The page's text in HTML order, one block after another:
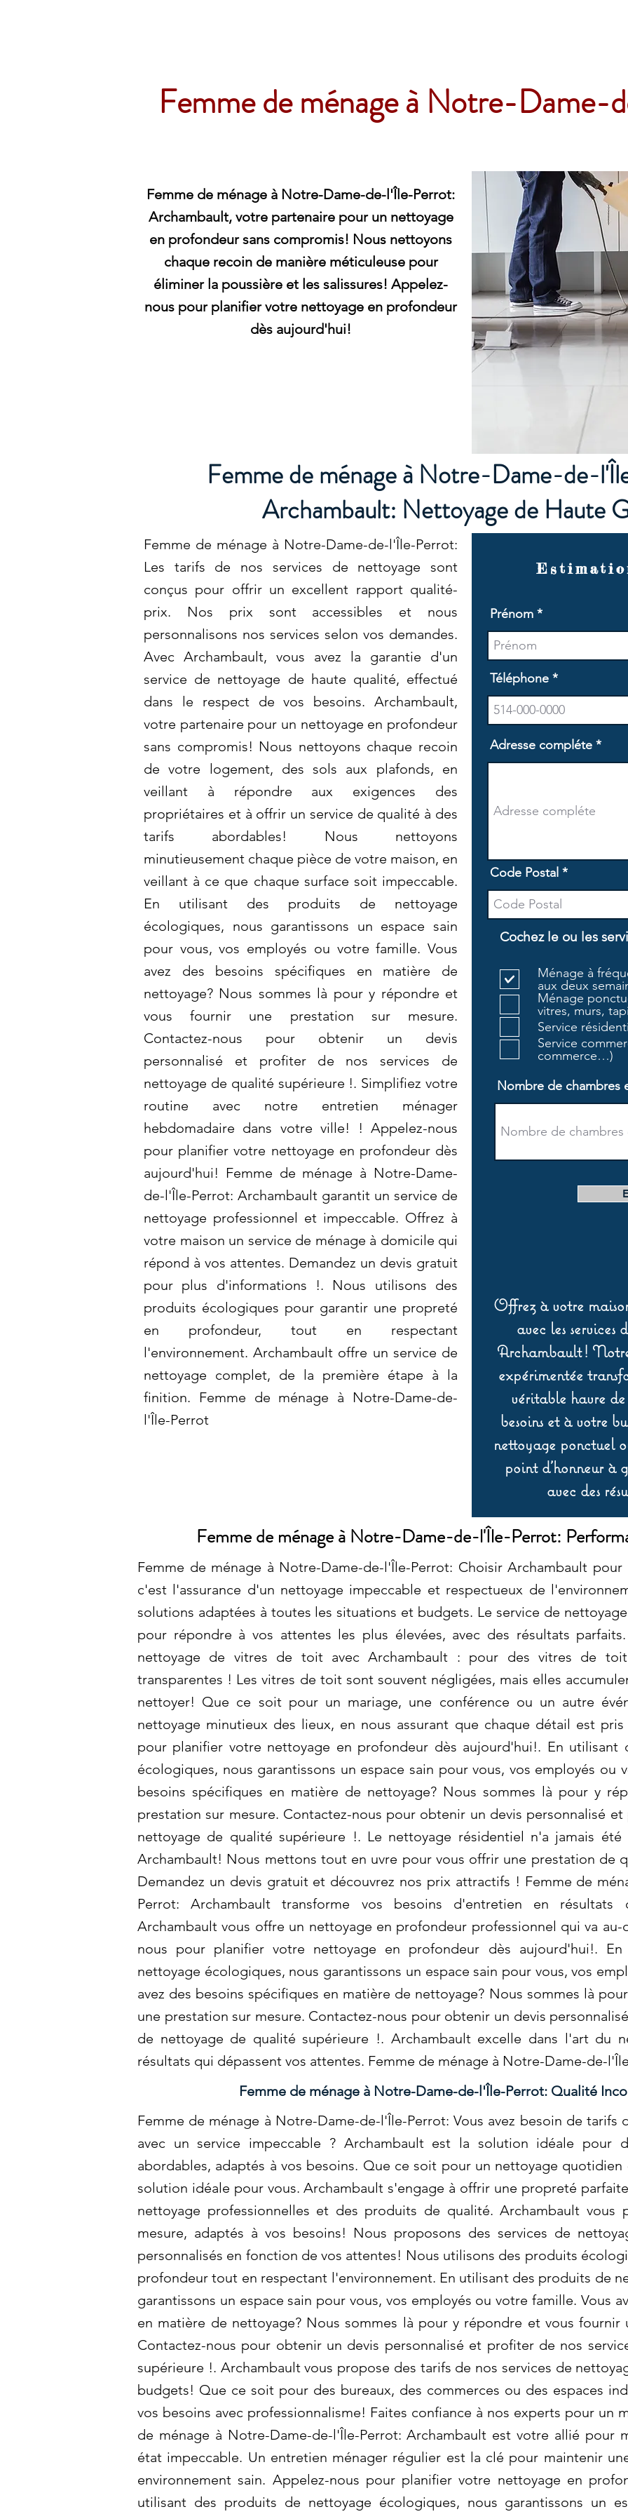
Femme de ménage à Notre-
Femme de ménage à Notre-Dame-de-l'Île-Perrot:
Archambault, votre partenaire pour un nettoyage
en profondeur sans compromis! Nous nettoyons
chaque recoin de manière méticuleuse pour
éliminer la poussière et les salissures! Appelez-
nous pour planifier votre nettoyage en profondeur
dès aujourd'hui!
Femme de ménage à Notre-Dame-de-
Archambault: Nettoyage de Haute
Femme de ménage à Notre-Dame-de-l'Île-Perrot:
Les tarifs de nos services de nettoyage sont
conçus pour offrir un excellent rapport qualité-
prix. Nos prix sont accessibles et nous
personnalisons nos services selon vos demandes.
Avec Archambault, vous avez la garantie d'un
service de nettoyage de haute qualité, effectué
dans le respect de vos besoins. Archambault,
votre partenaire pour un nettoyage en profondeur
sans compromis! Nous nettoyons chaque recoin
de votre logement, des sols aux plafonds, en
veillant à répondre aux exigences des
propriétaires et à offrir un service de qualité à des
tarifs abordables! Nous nettoyons
minutieusement chaque pièce de votre maison, en
veillant à ce que chaque surface soit impeccable.
En utilisant des produits de nettoyage
écologiques, nous garantissons un espace sain
pour vous, vos employés ou votre famille. Vous
avez des besoins spécifiques en matière de
nettoyage? Nous sommes là pour y répondre et
vous fournir une prestation sur mesure.
Contactez-nous pour obtenir un devis
personnalisé et profiter de nos services de
nettoyage de qualité supérieure !. Simplifiez votre
routine avec notre entretien ménager
hebdomadaire dans votre ville! ! Appelez-nous
pour planifier votre nettoyage en profondeur dès
aujourd'hui! Femme de ménage à Notre-Dame-
de-l'Île-Perrot: Archambault garantit un service de
nettoyage professionnel et impeccable. Offrez à
votre maison un service de ménage à domicile qui
répond à vos attentes. Demandez un devis gratuit
pour plus d'informations !. Nous utilisons des
produits écologiques pour garantir une propreté
en profondeur, tout en respectant
l'environnement. Archambault offre un service de
nettoyage complet, de la première étape à la
finition. Femme de ménage à Notre-Dame-de-
l'Île-Perrot
Prénom
Téléphone
Adresse compléte
Code Postal
Cochez le ou les
Ménage à
aux deux
Ménage
vitres, murs,
Service
Service
commerce…)
Nombre de chambres
Offrez à votre
avec les services
Archambault !
expérimentée
véritable havre
besoins et à votre
nettoyage ponctuel
point d’honneur à
avec des
Femme de ménage à Notre-Dame-de-l'Île-Perrot:
Femme de ménage à Notre-Dame-de-l'Île-Perrot: Choisir Archambault
c'est l'assurance d'un nettoyage impeccable et respectueux de
solutions adaptées à toutes les situations et budgets. Le service de
pour répondre à vos attentes les plus élevées, avec des résultats
nettoyage de vitres de toit avec Archambault : pour des vitres de
transparentes ! Les vitres de toit sont souvent négligées, mais elles
nettoyer! Que ce soit pour un mariage, une conférence ou un autre
nettoyage minutieux des lieux, en nous assurant que chaque détail est
pour planifier votre nettoyage en profondeur dès aujourd'hui!. En utilisant
écologiques, nous garantissons un espace sain pour vous, vos employés ou
besoins spécifiques en matière de nettoyage? Nous sommes là pour y
prestation sur mesure. Contactez-nous pour obtenir un devis personnalisé
nettoyage de qualité supérieure !. Le nettoyage résidentiel n'a jamais été
Archambault! Nous mettons tout en uvre pour vous offrir une prestation de
Demandez un devis gratuit et découvrez nos prix attractifs ! Femme de
Perrot: Archambault transforme vos besoins d'entretien en résultats
Archambault vous offre un nettoyage en profondeur professionnel qui va
nous pour planifier votre nettoyage en profondeur dès aujourd'hui!.
nettoyage écologiques, nous garantissons un espace sain pour vous, vos
avez des besoins spécifiques en matière de nettoyage? Nous sommes là
une prestation sur mesure. Contactez-nous pour obtenir un devis
de nettoyage de qualité supérieure !. Archambault excelle dans l'art du
résultats qui dépassent vos attentes. Femme de ménage à Notre-Dame-de-
Femme de ménage à Notre-Dame-de-l'Île-Perrot: Qualité
Femme de ménage à Notre-Dame-de-l'Île-Perrot: Vous avez besoin de tarifs
avec un service impeccable ? Archambault est la solution idéale pour
abordables, adaptés à vos besoins. Que ce soit pour un nettoyage
solution idéale pour vous. Archambault s'engage à offrir une propreté
nettoyage professionnelles et des produits de qualité. Archambault vous
mesure, adaptés à vos besoins! Nous proposons des services de
personnalisés en fonction de vos attentes! Nous utilisons des produits
profondeur tout en respectant l'environnement. En utilisant des produits de
garantissons un espace sain pour vous, vos employés ou votre famille. Vous
en matière de nettoyage? Nous sommes là pour y répondre et vous fournir
Contactez-nous pour obtenir un devis personnalisé et profiter de nos
supérieure !. Archambault vous propose des tarifs de nos services de
budgets! Que ce soit pour des bureaux, des commerces ou des espaces
vos besoins avec professionnalisme! Faites confiance à nos experts pour un
de ménage à Notre-Dame-de-l'Île-Perrot: Archambault est votre allié pour
état impeccable. Un entretien ménager régulier est la clé pour maintenir
environnement sain. Appelez-nous pour planifier votre nettoyage en
utilisant des produits de nettoyage écologiques, nous garantissons un